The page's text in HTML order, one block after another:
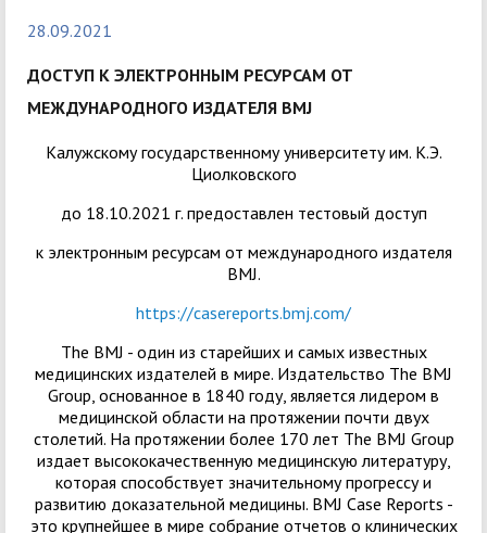
28.09.2021
ДОСТУП К ЭЛЕКТРОННЫМ РЕСУРСАМ ОТ
МЕЖДУНАРОДНОГО ИЗДАТЕЛЯ BMJ
Калужскому государственному университету им. К.Э.
Циолковского
до 18.10.2021 г. предоставлен тестовый доступ
к электронным ресурсам от международного издателя
BMJ.
https://casereports.bmj.com/
The BMJ - один из старейших и самых известных
медицинских издателей в мире. Издательство The BMJ
Group, основанное в 1840 году, является лидером в
медицинской области на протяжении почти двух
столетий. На протяжении более 170 лет The BMJ Group
издает высококачественную медицинскую литературу,
которая способствует значительному прогрессу и
развитию доказательной медицины. BMJ Case Reports -
это крупнейшее в мире собрание отчетов о клинических